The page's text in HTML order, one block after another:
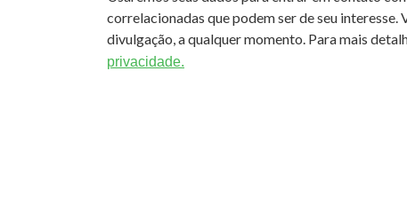
correlacionadas que podem ser de seu interesse.
divulgação, a qualquer momento. Para mais
privacidade.